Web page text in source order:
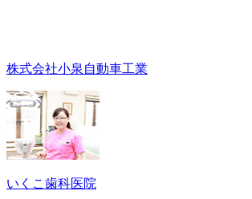
株式会社小泉自動車工業
いくこ歯科医院